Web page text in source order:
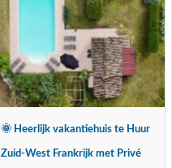
🌞 Heerlijk vakantiehuis te Huur
Zuid-West Frankrijk met Privé